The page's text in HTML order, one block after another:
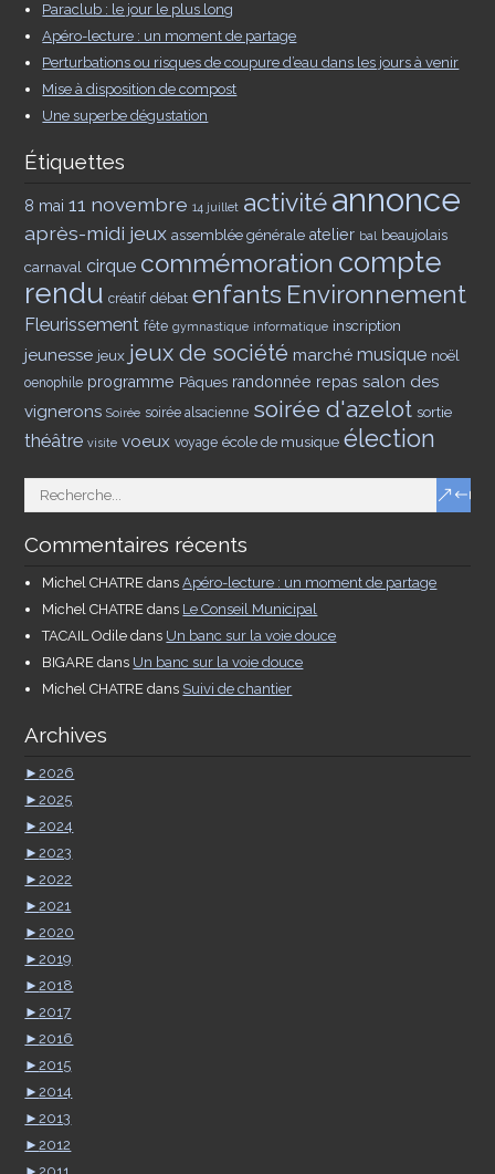
Paraclub : le jour le plus long
Apéro-lecture : un moment de partage
Perturbations ou risques de coupure d’eau dans les jours à venir
Mise à disposition de compost
Une superbe dégustation
Étiquettes
8 mai 11 novembre 14 juillet activitéannonce
après-midi jeux assemblée générale atelier bal beaujolais
carnaval cirque commémoration compte
rendu créatif débat enfants Environnement
Fleurissement fête gymnastique informatique inscription
jeunesse jeux jeux de société marché musique noël
oenophile programme Pâques randonnée repas salon des
vignerons Soirée soirée alsacienne soirée d'azelot sortie
théâtre visite voeux voyage école de musique élection
Commentaires récents
Michel CHATRE dansApéro-lecture : un moment de partage
Michel CHATRE dans Le Conseil Municipal
TACAIL Odile dans Un banc sur la voie douce
BIGARE dans Un banc sur la voie douce
Michel CHATRE dans Suivi de chantier
Archives
►2026
►2025
►2024
►2023
►2022
►2021
►2020
►2019
►2018
►2017
►2016
►2015
►2014
►2013
►2012